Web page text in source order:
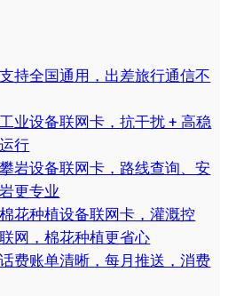
持全国通用，出差旅行通信不
业设备联网卡，抗干扰 + 高稳
行
岩设备联网卡，路线查询、安
更专业
花种植设备联网卡，灌溉控
网，棉花种植更省心
费账单清晰，每月推送，消费